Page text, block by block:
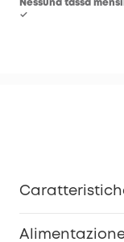
Nessuna tassa
✓